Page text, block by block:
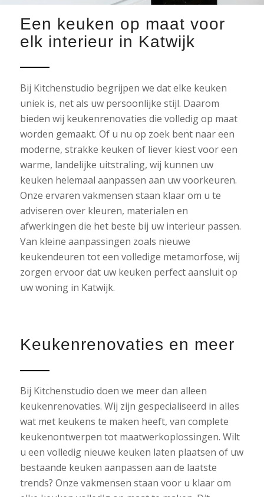
Een keuken op maat voor
elk interieur in Katwijk
Bij Kitchenstudio begrijpen we dat elke keuken
uniek is, net als uw persoonlijke stijl. Daarom
bieden wij keukenrenovaties die volledig op maat
worden gemaakt. Of u nu op zoek bent naar een
moderne, strakke keuken of liever kiest voor een
warme, landelijke uitstraling, wij kunnen uw
keuken helemaal aanpassen aan uw voorkeuren.
Onze ervaren vakmensen staan klaar om u te
adviseren over kleuren, materialen en
afwerkingen die het beste bij uw interieur passen.
Van kleine aanpassingen zoals nieuwe
keukendeuren tot een volledige metamorfose, wij
zorgen ervoor dat uw keuken perfect aansluit op
uw woning in Katwijk.
Keukenrenovaties en meer
Bij Kitchenstudio doen we meer dan alleen
keukenrenovaties. Wij zijn gespecialiseerd in alles
wat met keukens te maken heeft, van complete
keukenontwerpen tot maatwerkoplossingen. Wilt
u een volledig nieuwe keuken laten plaatsen of uw
bestaande keuken aanpassen aan de laatste
trends? Onze vakmensen staan voor u klaar om